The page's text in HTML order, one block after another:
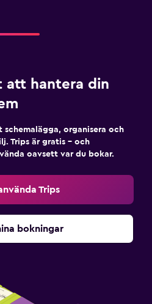
att hantera din
organisera och
Trips är gratis – och
oavsett var du bokar.
Trips
bokningar